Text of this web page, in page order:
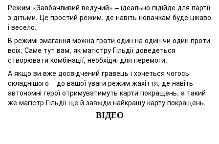
Режим «Завбачливий ведучий» – ідеально підійде для партії
з дітьми. Це простий режим, де навіть новачкам буде цікаво
і весело.
В режимі змагання можна грати один на один чи один проти
всіх. Саме тут вам, як магістру Гільдії доведеться
створювати комбінації, необхідні для перемоги.
А якщо ви вже досвідчений гравець і хочеться чогось
складнішого – до вашої уваги режим жахіття, де навіть
автономні герої отримуватимуть карти покращень, а такий
же магістр Гільдії ще й завжди найкращу карту покращень.
ВІДЕО